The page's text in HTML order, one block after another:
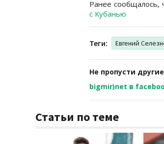
Ранее сообщалось,
с Кубанью
Теги: Евгений
Не пропусти
bigmir)net в
Статьи по теме